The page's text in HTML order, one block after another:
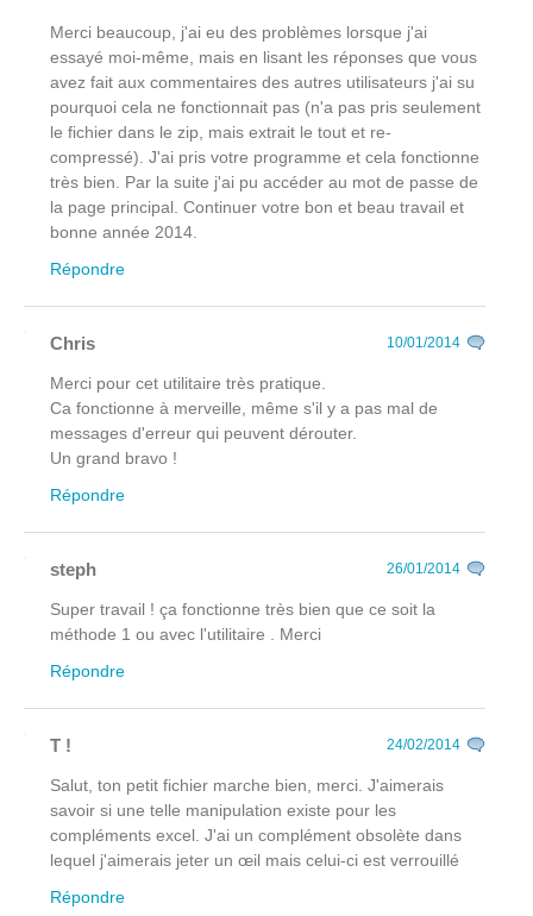
Merci beaucoup, j'ai eu des problèmes lorsque j'ai
essayé moi-même, mais en lisant les réponses que vous
avez fait aux commentaires des autres utilisateurs j'ai su
pourquoi cela ne fonctionnait pas (n'a pas pris seulement
le fichier dans le zip, mais extrait le tout et re-
compressé). J'ai pris votre programme et cela fonctionne
très bien. Par la suite j'ai pu accéder au mot de passe de
la page principal. Continuer votre bon et beau travail et
bonne année 2014.
Répondre
Chris 10/01/2014
Merci pour cet utilitaire très pratique.
Ca fonctionne à merveille, même s'il y a pas mal de
messages d'erreur qui peuvent dérouter.
Un grand bravo !
Répondre
steph 26/01/2014
Super travail ! ça fonctionne très bien que ce soit la
méthode 1 ou avec l'utilitaire . Merci
Répondre
T ! 24/02/2014
Salut, ton petit fichier marche bien, merci. J'aimerais
savoir si une telle manipulation existe pour les
compléments excel. J'ai un complément obsolète dans
lequel j'aimerais jeter un œil mais celui-ci est verrouillé
Répondre